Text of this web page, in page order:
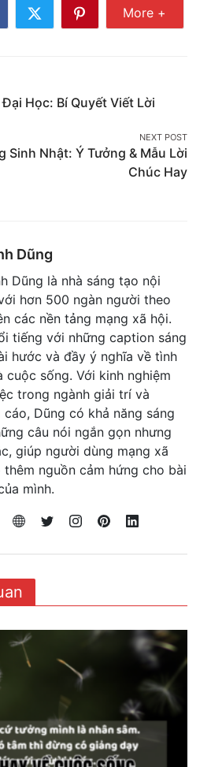
Share
Share
Share
More +
Học: Bí Quyết Viết Lời
NEXT POST
Sinh Nhật: Ý Tưởng & Mẫu Lời
Chúc Hay
Dũng
Dũng là nhà sáng tạo nội
hơn 500 ngàn người theo
các nền tảng mạng xã hội.
tiếng với những caption sáng
hước và đầy ý nghĩa về tình
cuộc sống. Với kinh nghiệm
trong ngành giải trí và
cáo, Dũng có khả năng sáng
câu nói ngắn gọn nhưng
giúp người dùng mạng xã
thêm nguồn cảm hứng cho bài
mình.